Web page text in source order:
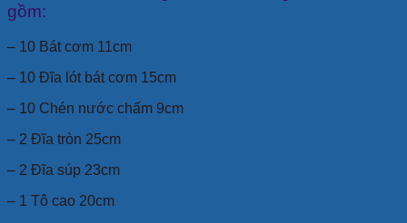
gồm:
– 10 Bát cơm 11cm
– 10 Đĩa lót bát cơm 15cm
– 10 Chén nước chấm 9cm
– 2 Đĩa tròn 25cm
– 2 Đĩa súp 23cm
– 1 Tô cao 20cm